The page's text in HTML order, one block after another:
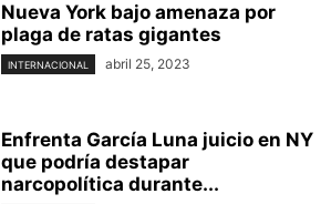
Nueva York bajo amenaza por
plaga de ratas gigantes
INTERNACIONAL abril 25, 2023
Enfrenta García Luna juicio en NY
que podría destapar
narcopolítica durante...